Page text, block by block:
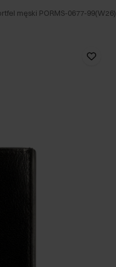
męski PORMS-0677-99(W26)